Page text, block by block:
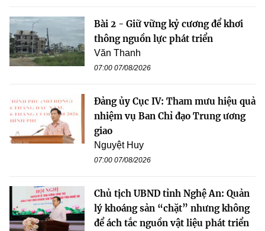
Bài 2 - Giữ vững kỷ cương để khơi
thông nguồn lực phát triển
Văn Thanh
07:00 07/08/2026
Đảng ủy Cục IV: Tham mưu hiệu quả
nhiệm vụ Ban Chỉ đạo Trung ương
giao
Nguyệt Huy
07:00 07/08/2026
Chủ tịch UBND tỉnh Nghệ An: Quản
lý khoáng sản “chặt” nhưng không
để ách tắc nguồn vật liệu phát triển